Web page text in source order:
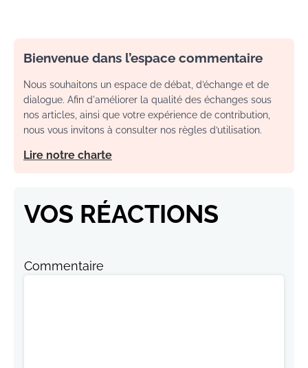
Bienvenue dans l’espace commentaire
Nous souhaitons un espace de débat, d’échange et de
dialogue. Afin d'améliorer la qualité des échanges sous
nos articles, ainsi que votre expérience de contribution,
nous vous invitons à consulter nos règles d’utilisation.
Lire notre charte
VOS RÉACTIONS
Commentaire